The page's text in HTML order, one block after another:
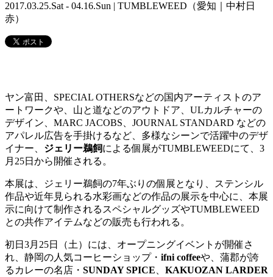
2017.03.25.Sat - 04.16.Sun | TUMBLEWEED（愛知｜中村日
赤）
ヤン富田、SPECIAL OTHERSなどの国内アーティストのア
ートワークや、山と道などのアウトドア、ULカルチャーの
デザイン、MARC JACOBS、JOURNAL STANDARD などの
アパレル広告を手掛けるなど、多様なシーンで活躍中のデザ
イナー、 ジェリー鵜飼による個展がTUMBLEWEEDにて、3
月25日から開催される。
本展は、ジェリー鵜飼の7年ぶりの個展となり、ステンシル
作品や近年見られる水彩画などの作品の展示を中心に、本展
示に向けて制作されるスペシャルグッズやTUMBLEWEED
との共作アイテムなどの販売も行われる。
初日3月25日（土）には、オープニングイベントが開催さ
れ、静岡の人気コーヒーショップ・ ifni coffeeや、蒲郡が誇
るカレーの名店・ SUNDAY SPICE
KAKUOZAN LARDER